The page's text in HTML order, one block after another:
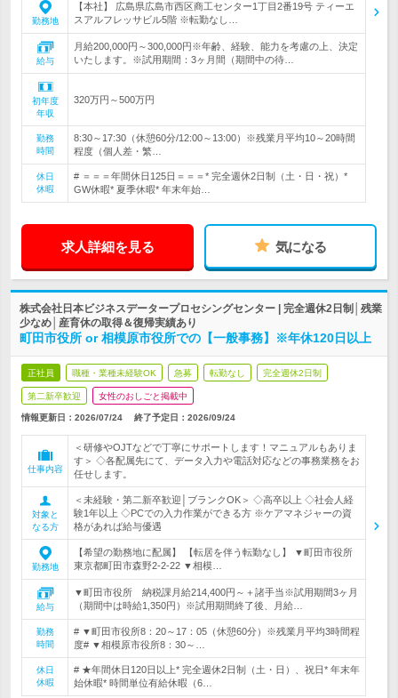
勤務地
【本社】 広島県広島市西区商工センター1丁目2番19号 ティーエ
スアルフレッサビル5階 ※転勤なし…
給与
月給200,000円～300,000円※年齢、経験、能力を考慮の上、決定
いたします。※試用期間：3ヶ月間（期間中の待…
初年度
年収
320万円～500万円
勤務
時間
8:30～17:30（休憩60分/12:00～13:00）※残業月平均10～20時間
程度（個人差・繁…
休日
休暇
# ＝＝＝年間休日125日＝＝＝* 完全週休2日制（土・日・祝）*
GW休暇* 夏季休暇* 年末年始…
求人詳細を見る 気になる
株式会社日本ビジネスデータープロセシングセンター | 完全週休2日制│残業
少なめ│産育休の取得＆復帰実績あり
町田市役所 or 相模原市役所での【一般事務】※年休120日以上
正社員 職種・業種未経験OK 急募 転勤なし 完全週休2日制
第二新卒歓迎 女性のおしごと掲載中
情報更新日：2026/07/24 終了予定日： 2026/09/24
仕事内容
＜研修やOJTなどで丁寧にサポートします！マニュアルもありま
す＞ ◇各配属先にて、データ入力や電話対応などの事務業務をお
任せします。
対象と
なる方
＜未経験・第二新卒歓迎│ブランクOK＞ ◇高卒以上 ◇社会人経
験1年以上 ◇PCでの入力作業ができる方 ※ケアマネジャーの資
格があれば給与優遇
勤務地
【希望の勤務地に配属】 【転居を伴う転勤なし】 ▼町田市役所
東京都町田市森野2-2-22 ▼相模…
給与
▼町田市役所 納税課月給214,400円～＋諸手当※試用期間3ヶ月
（期間中は時給1,350円）※試用期間終了後、月給…
勤務
時間
# ▼町田市役所8：20～17：05（休憩60分）※残業月平均3時間程
度# ▼相模原市役所8：30～…
休日
休暇
# ★年間休日120日以上* 完全週休2日制（土・日）、祝日* 年末年
始休暇* 時間単位有給休暇（6…